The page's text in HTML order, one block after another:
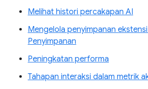
Melihat histori percakapan AI
Mengelola penyimpanan
Penyimpanan
Peningkatan performa
Tahapan interaksi dalam metrik